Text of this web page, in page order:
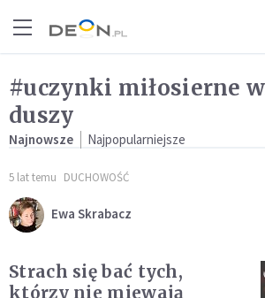
#uczynki miłosierne
duszy
Najnowsze Najpopularniejsze
5 lat temu DUCHOWOŚĆ
Ewa Skrabacz
Strach się bać tych,
którzy nie miewają